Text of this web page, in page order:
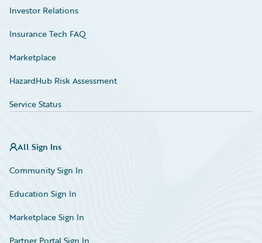
Investor Relations
Insurance Tech FAQ
Marketplace
HazardHub Risk Assessment
Service Status
All Sign Ins
Community Sign In
Education Sign In
Marketplace Sign In
Partner Portal Sign In